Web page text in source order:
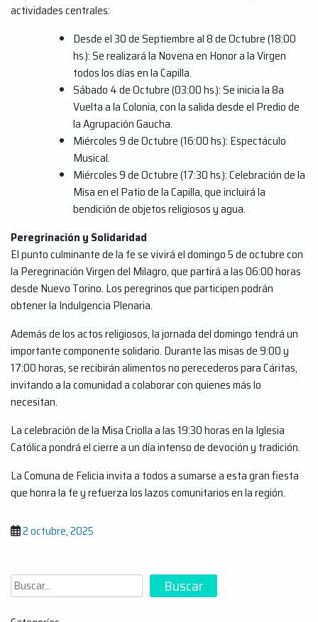
actividades centrales:
Desde el 30 de Septiembre al 8 de Octubre (18:00
hs.): Se realizará la Novena en Honor a la Virgen
todos los días en la Capilla.
Sábado 4 de Octubre (03:00 hs.): Se inicia la 8a
Vuelta a la Colonia, con la salida desde el Predio de
la Agrupación Gaucha.
Miércoles 9 de Octubre (16:00 hs.): Espectáculo
Musical.
Miércoles 9 de Octubre (17:30 hs.): Celebración de la
Misa en el Patio de la Capilla, que incluirá la
bendición de objetos religiosos y agua.
Peregrinación y Solidaridad
El punto culminante de la fe se vivirá el domingo 5 de octubre con
la Peregrinación Virgen del Milagro, que partirá a las 06:00 horas
desde Nuevo Torino. Los peregrinos que participen podrán
obtener la Indulgencia Plenaria.
Además de los actos religiosos, la jornada del domingo tendrá un
importante componente solidario. Durante las misas de 9:00 y
17:00 horas, se recibirán alimentos no perecederos para Cáritas,
invitando a la comunidad a colaborar con quienes más lo
necesitan.
La celebración de la Misa Criolla a las 19:30 horas en la Iglesia
Católica pondrá el cierre a un día intenso de devoción y tradición.
La Comuna de Felicia invita a todos a sumarse a esta gran fiesta
que honra la fe y refuerza los lazos comunitarios en la región.
2 octubre, 2025
Buscar Buscar